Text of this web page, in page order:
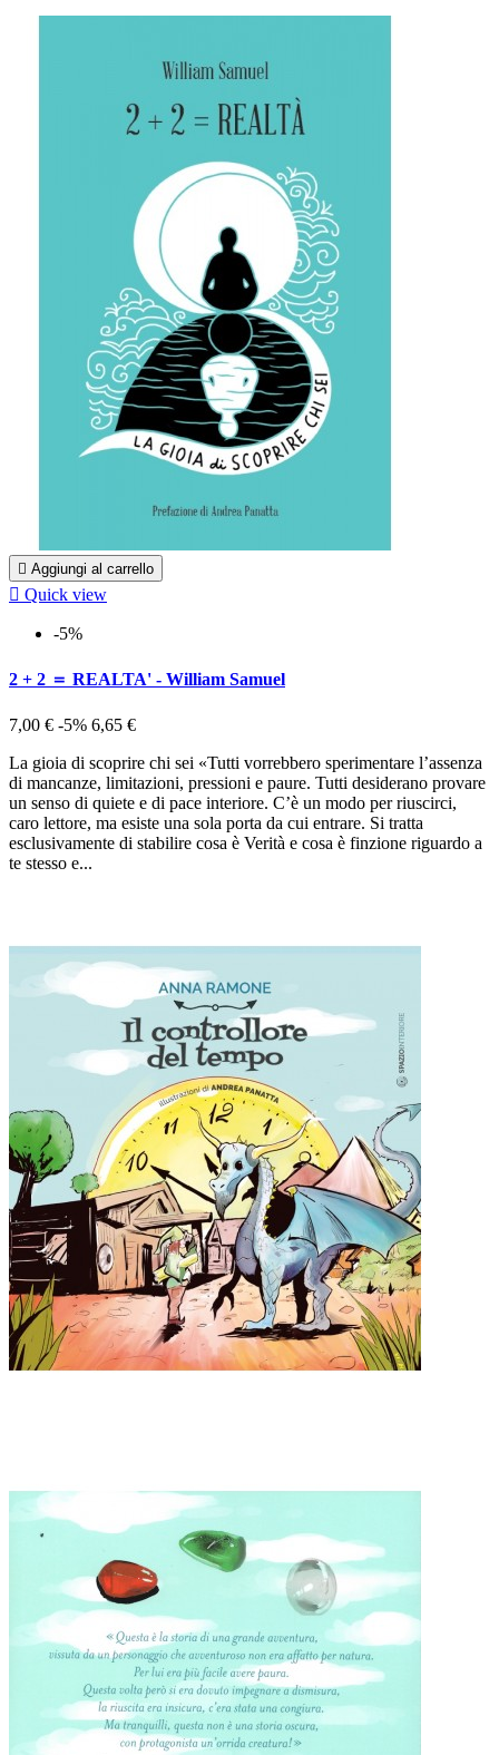
 Aggiungi al carrello
 Quick view
-5%
2 + 2 ＝ REALTA' - William Samuel
7,00 € -5% 6,65 €
La gioia di scoprire chi sei «Tutti vorrebbero sperimentare l’assenza
di mancanze, limitazioni, pressioni e paure. Tutti desiderano provare
un senso di quiete e di pace interiore. C’è un modo per riuscirci,
caro lettore, ma esiste una sola porta da cui entrare. Si tratta
esclusivamente di stabilire cosa è Verità e cosa è finzione riguardo a
te stesso e...